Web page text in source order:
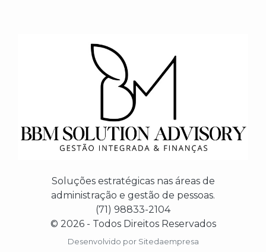
Soluções estratégicas nas áreas de
administração e gestão de pessoas.
(71) 98833-2104
© 2026 - Todos Direitos Reservados
Desenvolvido por Sitedaempresa